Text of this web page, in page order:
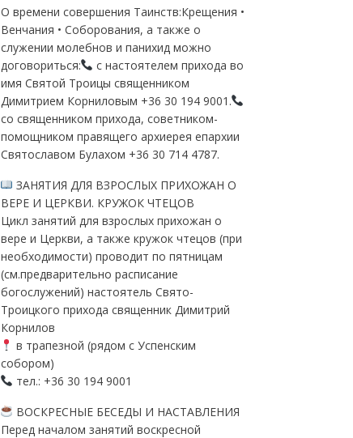
О времени совершения Таинств:Крещения •
Венчания • Соборования, а также о
служении молебнов и панихид можно
договориться:
с настоятелем прихода во
имя Святой Троицы священником
Димитрием Корниловым +36 30 194 9001.
со священником прихода, советником-
помощником правящего архиерея епархии
Святославом Булахом +36 30 714 4787.
ЗАНЯТИЯ ДЛЯ ВЗРОСЛЫХ ПРИХОЖАН О
ВЕРЕ И ЦЕРКВИ. КРУЖОК ЧТЕЦОВ
Цикл занятий для взрослых прихожан о
вере и Церкви, а также кружок чтецов (при
необходимости) проводит по пятницам
(см.предварительно расписание
богослужений) настоятель Свято-
Троицкого прихода священник Димитрий
Корнилов
в трапезной (рядом с Успенским
собором)
тел.: +36 30 194 9001
ВОСКРЕСНЫЕ БЕСЕДЫ И НАСТАВЛЕНИЯ
Перед началом занятий воскресной